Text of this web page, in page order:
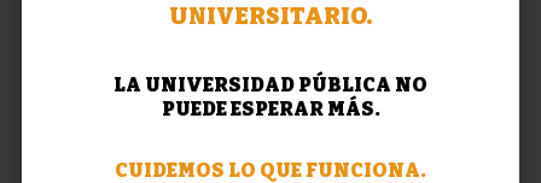
UNIVERSITARIO.
LA UNIVERSIDAD PÚBLICA NO
PUEDE ESPERAR MÁS.
CUIDEMOS LO QUE FUNCIONA.